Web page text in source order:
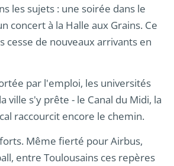
les sujets : une soirée dans le
concert à la Halle aux Grains. Ce
cesse de nouveaux arrivants en
par l'emploi, les universités
ville s'y prête - le Canal du Midi, la
raccourcit encore le chemin.
Même fierté pour Airbus,
entre Toulousains ces repères